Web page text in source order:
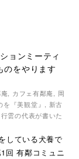
ョンミーティ
のをやります
カフェ有鄰庵
岡
『美観堂』
新古
行雲の代表が書いた
している犬養で
回 有鄰コミュニ